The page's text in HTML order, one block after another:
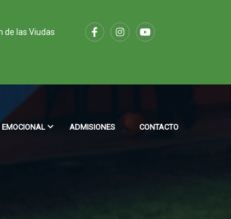
de las Viudas
EMOCIONAL ADMISIONES CONTACTO